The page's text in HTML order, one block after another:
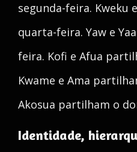
segunda-feira. Kweku
quarta-feira. Yaw e
feira. Kofi e Afua
Kwame e Ama
Akosua partilham o
Identidade,